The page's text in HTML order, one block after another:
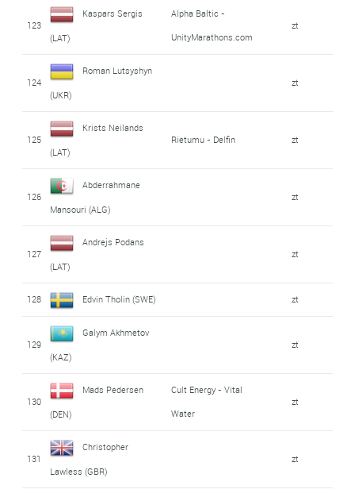
123
Kaspars Sergis
(LAT)
Alpha Baltic -
UnityMarathons.com
zt
124
Roman Lutsyshyn
(UKR)
zt
125
Krists Neilands
(LAT)
Rietumu - Delfin zt
126
Abderrahmane
Mansouri (ALG)
zt
127
Andrejs Podans
(LAT)
zt
128 Edvin Tholin (SWE) zt
129
Galym Akhmetov
(KAZ)
zt
130
Mads Pedersen
(DEN)
Cult Energy - Vital
Water
zt
131
Christopher
Lawless (GBR)
zt